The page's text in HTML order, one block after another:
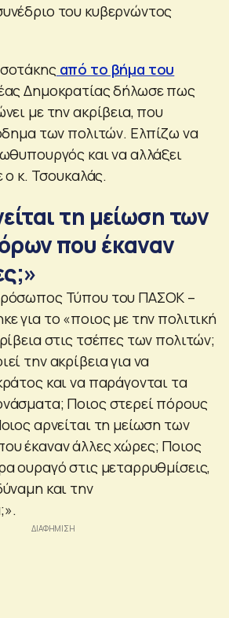
του κυβερνώντος
από το βήμα του
Δημοκρατίας δήλωσε πως
με την ακρίβεια, που
των πολιτών. Ελπίζω να
και να αλλάξει
ο κ. Τσουκαλάς.
τη μείωση των
που έκαναν
Τύπου του ΠΑΣΟΚ –
για το «ποιος με την πολιτική
στις τσέπες των πολιτών;
την ακρίβεια για να
και να παράγονται τα
Ποιος στερεί πόρους
αρνείται τη μείωση των
έκαναν άλλες χώρες; Ποιος
ουραγό στις μεταρρυθμίσεις,
και την